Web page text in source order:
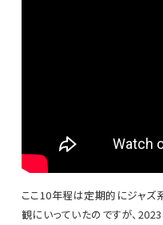
ここ10年程は定期的にジャズ
観にいっていたのですが、